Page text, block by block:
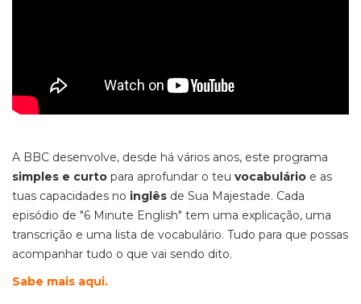
A BBC desenvolve, desde há vários anos, este programa
simples e curto para aprofundar o teu vocabulário e as
tuas capacidades no inglês de Sua Majestade. Cada
episódio de "6 Minute English" tem uma explicação, uma
transcrição e uma lista de vocabulário. Tudo para que possas
acompanhar tudo o que vai sendo dito.
Sabe mais aqui.